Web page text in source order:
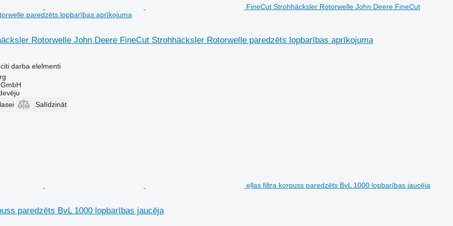
FineCut Strohhäcksler Rotorwelle John Deere FineCut
paredzēts lopbarības aprīkojuma
Rotorwelle John Deere FineCut Strohhäcksler Rotorwelle paredzēts lopbarības aprīkojuma
darba elelmenti
Salīdzināt
eļļas filtra korpuss paredzēts BvL 1000 lopbarības jaucēja
paredzēts BvL 1000 lopbarības jaucēja